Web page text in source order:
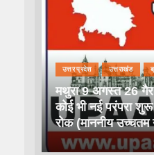
उत्तर प्रदेश उत्तराखंड
मथुरा 9 अगस्त 26 गैर
कोई भी नई परंपरा
रोक (माननीय उच्चतम